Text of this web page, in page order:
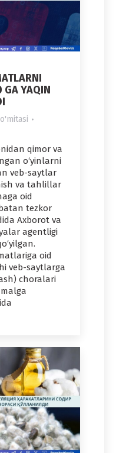
GA YAQIN
qimor va
o‘yinlarni
veb-saytlar
va tahlillar
oid
tezkor
Axborot va
agentligi
oid
veb-saytlarga
choralari